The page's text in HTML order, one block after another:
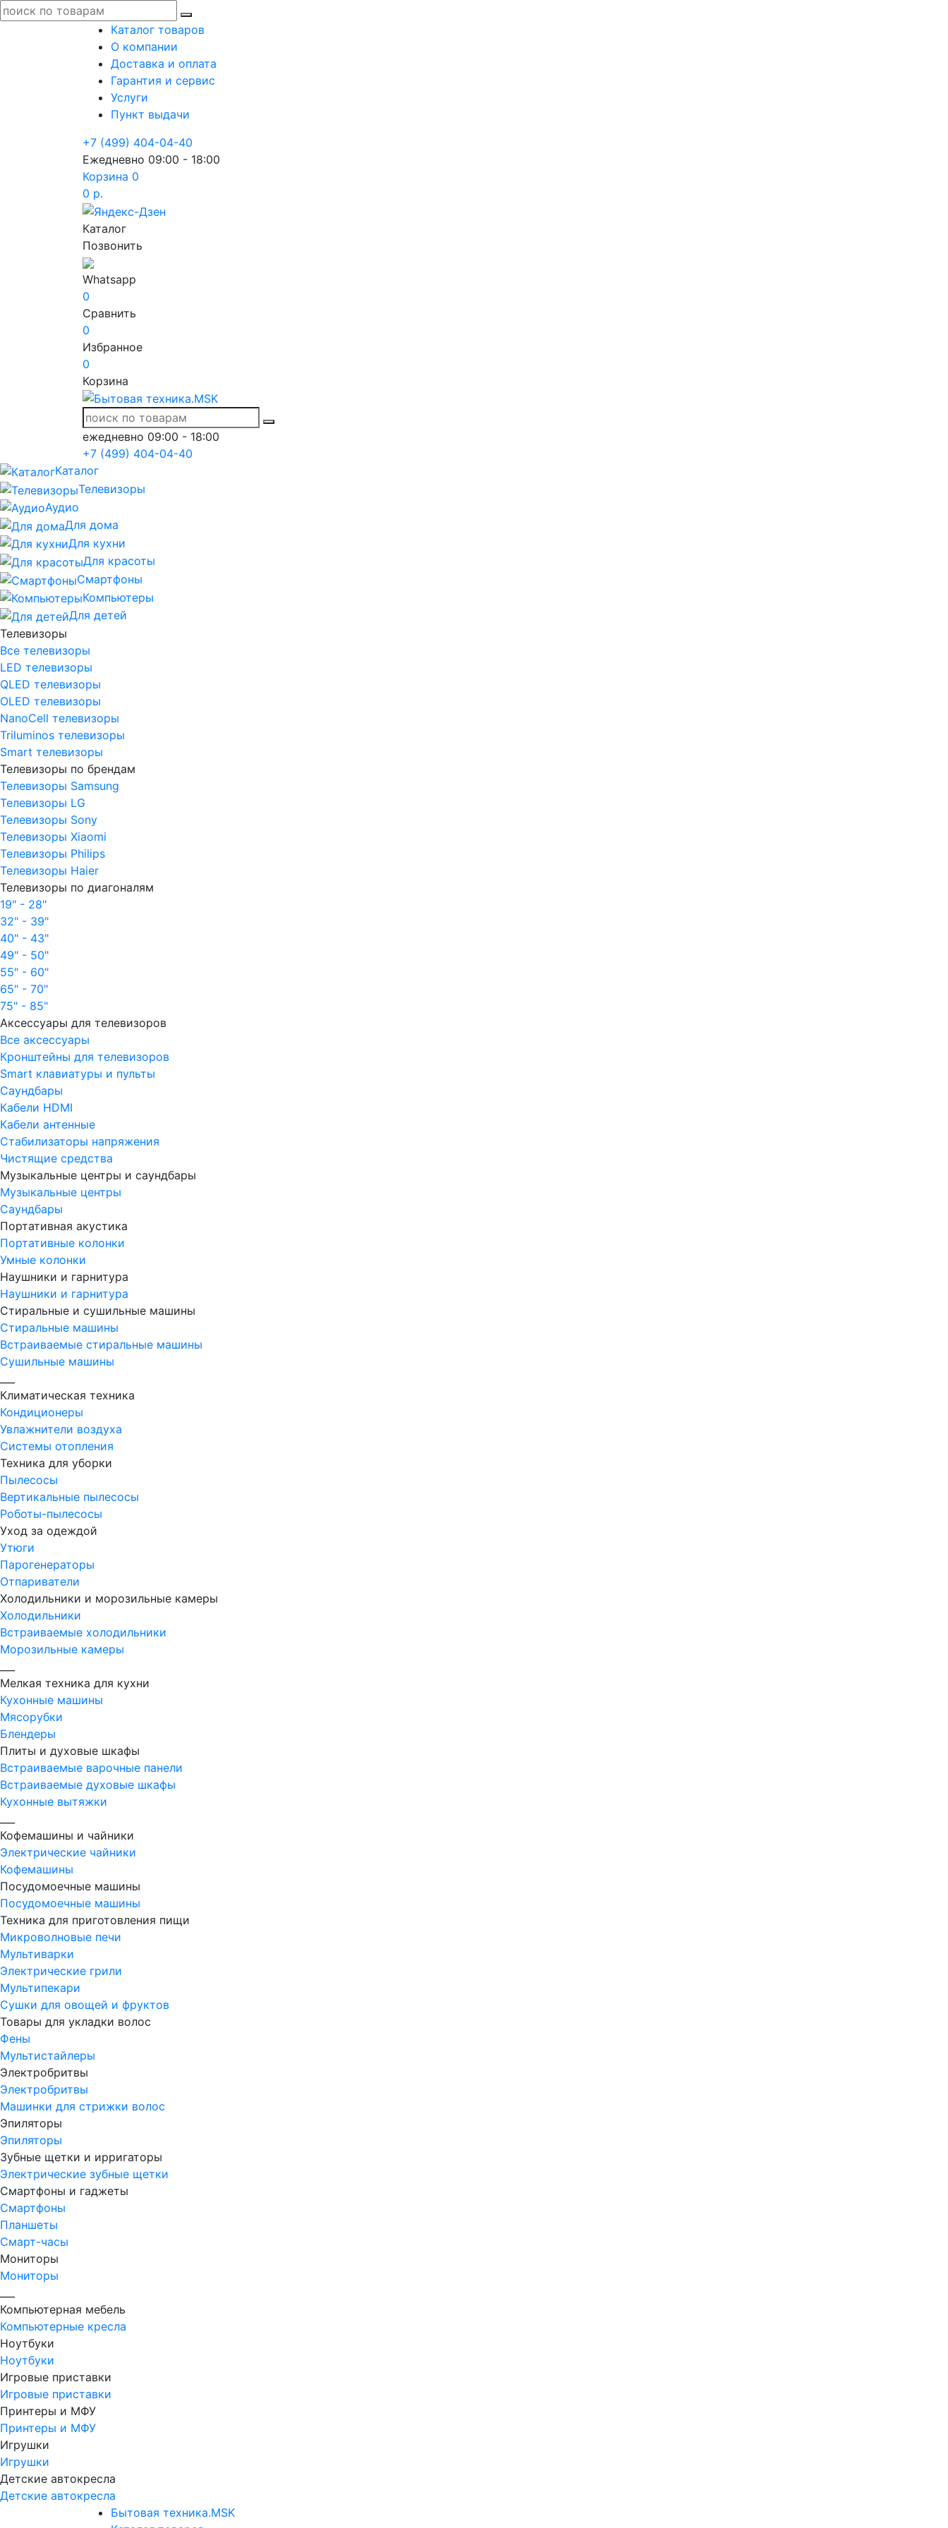
Каталог товаров
О компании
Доставка и оплата
Гарантия и сервис
Услуги
Пункт выдачи
+7 (499) 404-04-40
Ежедневно 09:00 - 18:00
Корзина 0
0 р.
Каталог
Позвонить
Whatsapp
0
Сравнить
0
Избранное
0
Корзина
ежедневно 09:00 - 18:00
+7 (499) 404-04-40
Каталог
Телевизоры
Аудио
Для дома
Для кухни
Для красоты
Смартфоны
Компьютеры
Для детей
Телевизоры
Все телевизоры
LED телевизоры
QLED телевизоры
OLED телевизоры
NanoCell телевизоры
Triluminos телевизоры
Smart телевизоры
Телевизоры по брендам
Телевизоры Samsung
Телевизоры LG
Телевизоры Sony
Телевизоры Xiaomi
Телевизоры Philips
Телевизоры Haier
Телевизоры по диагоналям
19" - 28"
32" - 39"
40" - 43"
49" - 50"
55" - 60"
65" - 70"
75" - 85"
Аксессуары для телевизоров
Все аксессуары
Кронштейны для телевизоров
Smart клавиатуры и пульты
Саундбары
Кабели HDMI
Кабели антенные
Стабилизаторы напряжения
Чистящие средства
Музыкальные центры и саундбары
Музыкальные центры
Саундбары
Портативная акустика
Портативные колонки
Умные колонки
Наушники и гарнитура
Наушники и гарнитура
Стиральные и сушильные машины
Стиральные машины
Встраиваемые стиральные машины
Сушильные машины
Климатическая техника
Кондиционеры
Увлажнители воздуха
Системы отопления
Техника для уборки
Пылесосы
Вертикальные пылесосы
Роботы-пылесосы
Уход за одеждой
Утюги
Парогенераторы
Отпариватели
Холодильники и морозильные камеры
Холодильники
Встраиваемые холодильники
Морозильные камеры
Мелкая техника для кухни
Кухонные машины
Мясорубки
Блендеры
Плиты и духовые шкафы
Встраиваемые варочные панели
Встраиваемые духовые шкафы
Кухонные вытяжки
Кофемашины и чайники
Электрические чайники
Кофемашины
Посудомоечные машины
Посудомоечные машины
Техника для приготовления пищи
Микроволновые печи
Мультиварки
Электрические грили
Мультипекари
Сушки для овощей и фруктов
Товары для укладки волос
Фены
Мультистайлеры
Электробритвы
Электробритвы
Машинки для стрижки волос
Эпиляторы
Эпиляторы
Зубные щетки и ирригаторы
Электрические зубные щетки
Смартфоны и гаджеты
Смартфоны
Планшеты
Смарт-часы
Мониторы
Мониторы
Компьютерная мебель
Компьютерные кресла
Ноутбуки
Ноутбуки
Игровые приставки
Игровые приставки
Принтеры и МФУ
Принтеры и МФУ
Игрушки
Игрушки
Детские автокресла
Детские автокресла
Бытовая техника.MSK